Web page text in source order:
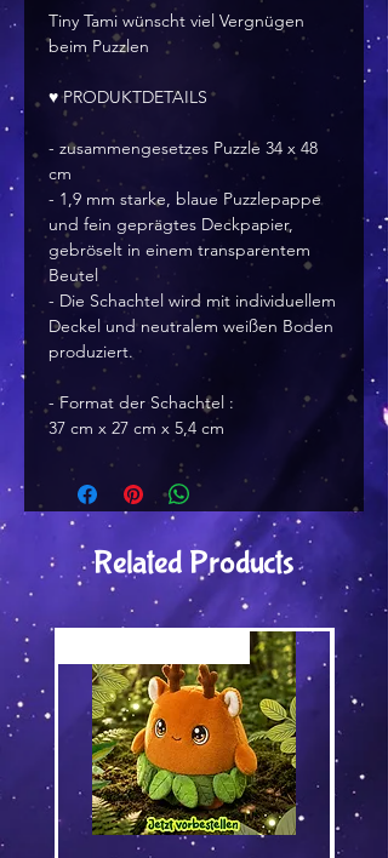
Tiny Tami wünscht viel Vergnügen
beim Puzzlen
♥ PRODUKTDETAILS
- zusammengesetzes Puzzle 34 x 48
cm
- 1,9 mm starke, blaue Puzzlepappe
und fein geprägtes Deckpapier,
gebröselt in einem transparentem
Beutel
- Die Schachtel wird mit individuellem
Deckel und neutralem weißen Boden
produziert.
- Format der Schachtel :
37 cm x 27 cm x 5,4 cm
Related Products